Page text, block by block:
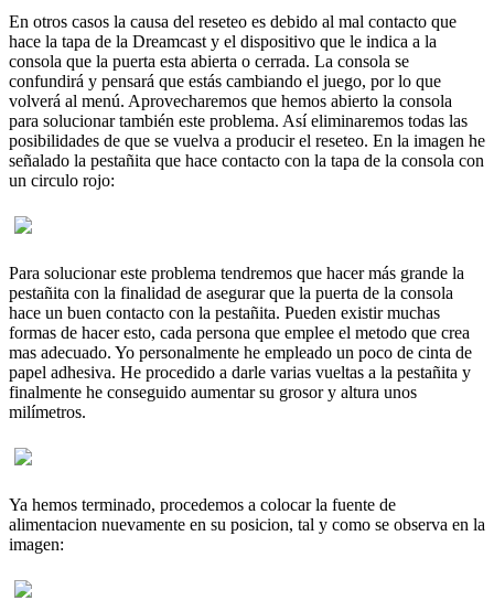
En otros casos la causa del reseteo es debido al mal contacto que
hace la tapa de la Dreamcast y el dispositivo que le indica a la
consola que la puerta esta abierta o cerrada. La consola se
confundirá y pensará que estás cambiando el juego, por lo que
volverá al menú. Aprovecharemos que hemos abierto la consola
para solucionar también este problema. Así eliminaremos todas las
posibilidades de que se vuelva a producir el reseteo. En la imagen he
señalado la pestañita que hace contacto con la tapa de la consola con
un circulo rojo:
Para solucionar este problema tendremos que hacer más grande la
pestañita con la finalidad de asegurar que la puerta de la consola
hace un buen contacto con la pestañita. Pueden existir muchas
formas de hacer esto, cada persona que emplee el metodo que crea
mas adecuado. Yo personalmente he empleado un poco de cinta de
papel adhesiva. He procedido a darle varias vueltas a la pestañita y
finalmente he conseguido aumentar su grosor y altura unos
milímetros.
Ya hemos terminado, procedemos a colocar la fuente de
alimentacion nuevamente en su posicion, tal y como se observa en la
imagen: